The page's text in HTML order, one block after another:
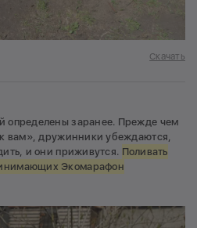
Скачать
определены заранее. Прежде чем
вам», дружинники убеждаются,
и они приживутся. Поливать
Экомарафон